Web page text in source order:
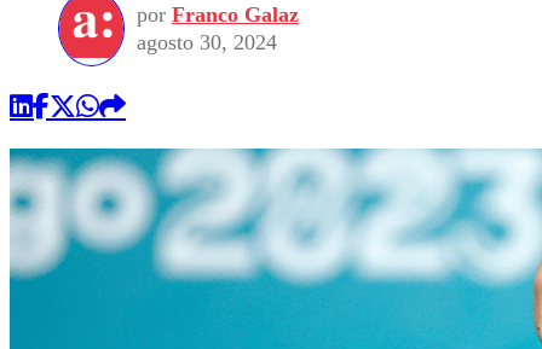
por Franco Galaz
agosto 30, 2024